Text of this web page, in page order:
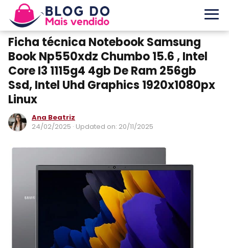
Ficha técnica Notebook Samsung
Book Np550xdz Chumbo 15.6 , Intel
Core I3 1115g4 4gb De Ram 256gb
Ssd, Intel Uhd Graphics 1920x1080px
Linux
Ana Beatriz
24/02/2025 · Updated on: 20/11/2025